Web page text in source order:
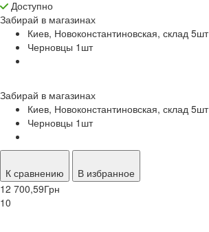
Доступно
Забирай в магазинах
Киев, Новоконстантиновская, склад 5шт
Черновцы 1 шт
Забирай в магазинах
Киев, Новоконстантиновская, склад 5шт
Черновцы 1 шт
К сравнению
В избранное
12 700,59Грн
10